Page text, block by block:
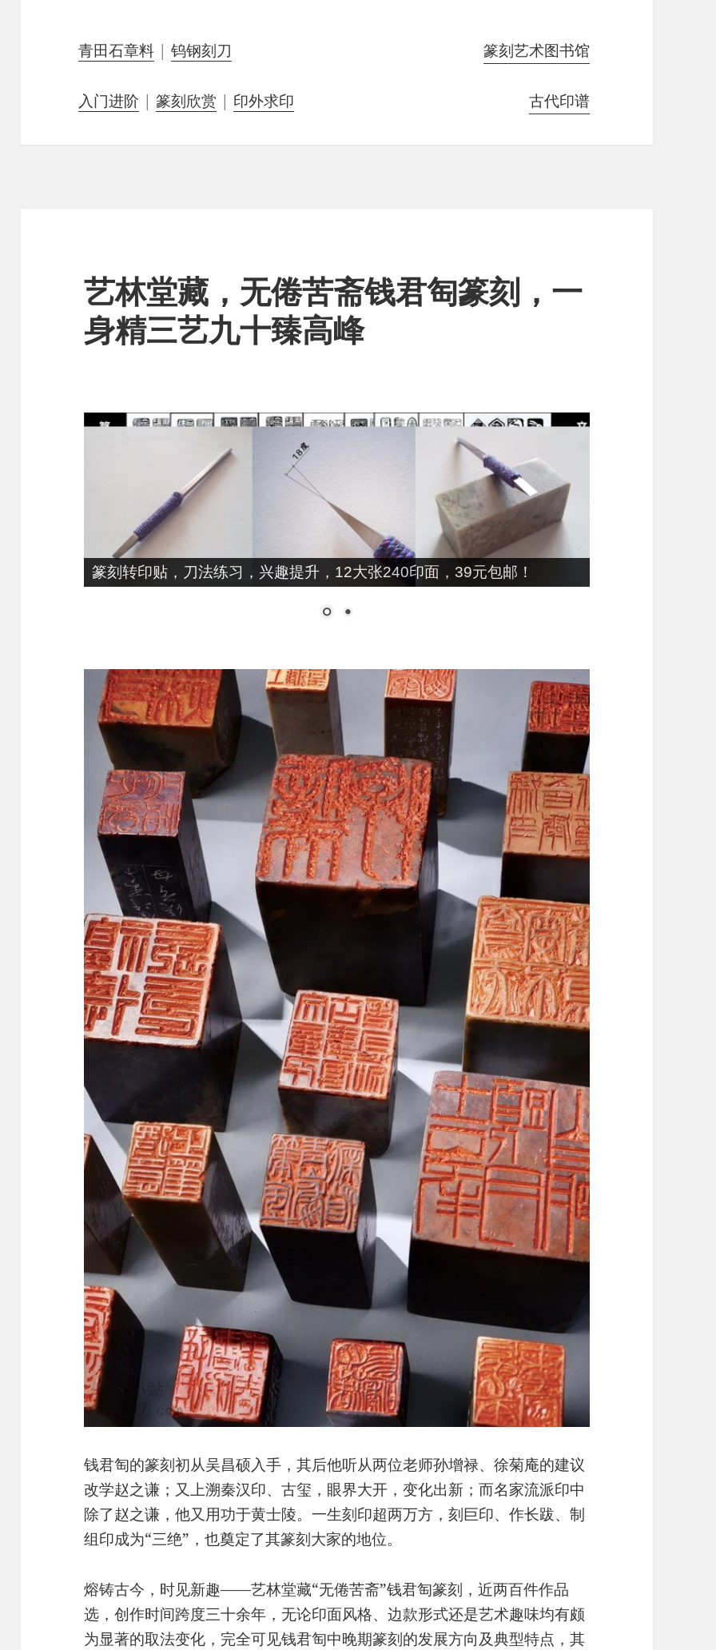
青田石章料 |钨钢刻刀 篆刻艺术图书馆
入门进阶 |篆刻欣赏 | 印外求印 古代印谱
艺林堂藏，无倦苦斋钱君匋篆刻，一
身精三艺九十臻高峰
篆刻转印贴，刀法练习，兴趣提升，12大张240印面，39元包邮！
钱君匋的篆刻初从吴昌硕入手，其后他听从两位老师孙增禄、徐菊庵的建议
改学赵之谦；又上溯秦汉印、古玺，眼界大开，变化出新；而名家流派印中
除了赵之谦，他又用功于黄士陵。一生刻印超两万方，刻巨印、作长跋、制
组印成为“三绝”，也奠定了其篆刻大家的地位。
熔铸古今，时见新趣——艺林堂藏“无倦苦斋”钱君匋篆刻，近两百件作品
选，创作时间跨度三十余年，无论印面风格、边款形式还是艺术趣味均有颇
为显著的取法变化，完全可见钱君匋中晚期篆刻的发展方向及典型特点，其